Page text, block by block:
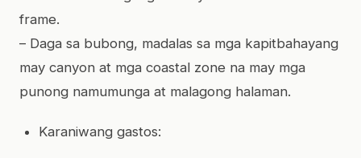
frame.
– Daga sa bubong, madalas sa mga kapitbahayang
may canyon at mga coastal zone na may mga
punong namumunga at malagong halaman.
Karaniwang gastos: